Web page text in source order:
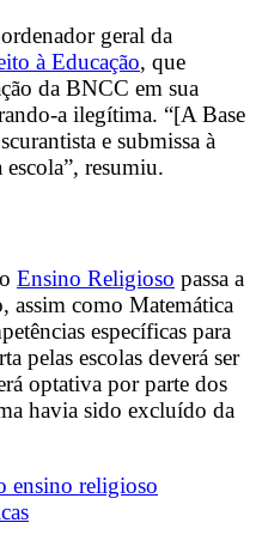
geral da
à Educação, que
da BNCC em sua
a ilegítima. “[A Base
e submissa à
resumiu.
Ensino Religioso passa a
assim como Matemática
específicas para
pelas escolas deverá ser
optativa por parte dos
havia sido excluído da
ensino religioso